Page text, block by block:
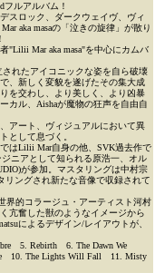
ルアルバム！
スロック、ダークウェイヴ、ヴィ
aka masaの「泣きの旋律」が散り
"Lilii Mar aka masa"を中心にカムバ
れたアイコニックな姿を自ら破壊
、新しく変貌を遂げたその集大成
を交わし、より美しく、より凶暴
カル、Aishaが魔物の狂声を自由自
アート、ヴィジュアルにおいて異
として息づく。
はLilii Mar自身の他、SVK過去作で
ニアとして知られる原浩一、オル
が参加。マスタリングは中村宗
リングされ新たな音像で収録されて
界的コラージュ・アーティスト河村
亢奮した獣のようなイメージから
によるデザイン/レイアウトが、
5. Rebirth 6. The Dawn We
10. The Lights Will Fall 11. Misty